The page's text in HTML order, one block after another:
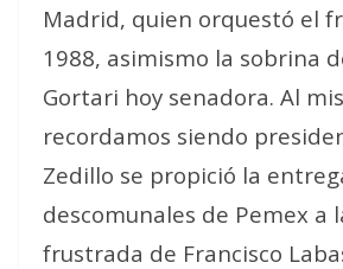
Madrid, quien orquestó el
1988, asimismo la sobrina
Gortari hoy senadora. Al
recordamos siendo
Zedillo se propició la
descomunales de Pemex a
frustrada de Francisco